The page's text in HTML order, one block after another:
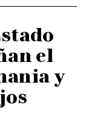
el
y